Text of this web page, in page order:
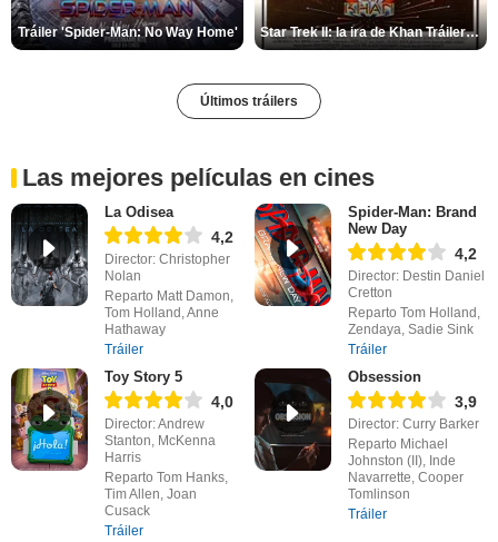
Tráiler 'Spider-Man: No Way Home' Star Trek II: la ira de Khan Tráiler VO
Últimos tráilers
Las mejores películas en cines
La Odisea
4,2
Director: Christopher
Nolan
Reparto Matt Damon,
Tom Holland, Anne
Hathaway
Tráiler
Spider-Man: Brand
New Day
4,2
Director: Destin Daniel
Cretton
Reparto Tom Holland,
Zendaya, Sadie Sink
Tráiler
Toy Story 5
4,0
Director: Andrew
Stanton, McKenna
Harris
Reparto Tom Hanks,
Tim Allen, Joan
Cusack
Tráiler
Obsession
3,9
Director: Curry Barker
Reparto Michael
Johnston (II), Inde
Navarrette, Cooper
Tomlinson
Tráiler